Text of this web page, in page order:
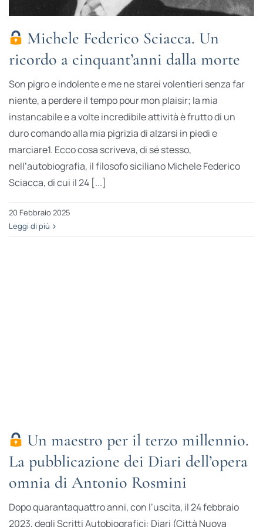
Michele Federico Sciacca. Un
ricordo a cinquant’anni dalla morte
Son pigro e indolente e me ne starei volentieri senza far
niente, a perdere il tempo pour mon plaisir; la mia
instancabile e a volte incredibile attività è frutto di un
duro comando alla mia pigrizia di alzarsi in piedi e
marciare1. Ecco cosa scriveva, di sé stesso,
nell’autobiografia, il filosofo siciliano Michele Federico
Sciacca, di cui il 24 [...]
20 Febbraio 2025
Leggi di più
Un maestro per il terzo millennio.
La pubblicazione dei Diari dell’opera
omnia di Antonio Rosmini
Dopo quarantaquattro anni, con l’uscita, il 24 febbraio
2023, degli Scritti Autobiografici: Diari (Città Nuova